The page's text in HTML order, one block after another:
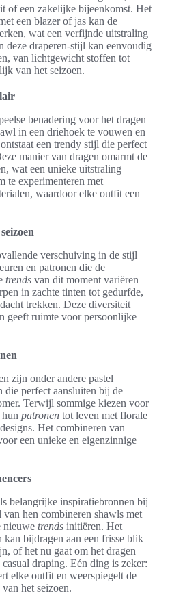
of een zakelijke bijeenkomst. Het
een blazer of jas kan de
wat een verfijnde uitstraling
deze draperen-stijl kan eenvoudig
van lichtgewicht stoffen tot
van het seizoen.
benadering voor het dragen
in een driehoek te vouwen en
een trendy stijl die perfect
manier van dragen omarmt de
wat een unieke uitstraling
te experimenteren met
waardoor elke outfit een
verschuiving in de stijl
en patronen die de
trends van dit moment variëren
in zachte tinten tot gedurfde,
trekken. Deze diversiteit
geeft ruimte voor persoonlijke
zijn onder andere pastel
die perfect aansluiten bij de
Terwijl sommige kiezen voor
patronen tot leven met florale
Het combineren van
een unieke en eigenzinnige
belangrijke inspiratiebronnen bij
hen combineren shawls met
nieuwe trends initiëren. Het
bijdragen aan een frisse blik
of het nu gaat om het dragen
draping. Eén ding is zeker:
elke outfit en weerspiegelt de
van het seizoen.